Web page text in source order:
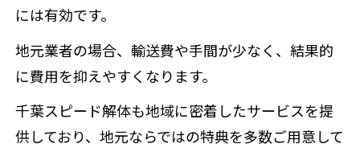
には有効です。
地元業者の場合、輸送費や手間が少なく、結果的
に費用を抑えやすくなります。
千葉スピード解体も地域に密着したサービスを提
供しており、地元ならではの特典を多数ご用意して